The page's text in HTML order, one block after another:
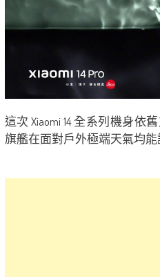
這次 Xiaomi 14 全系列機身依
旗艦在面對戶外極端天氣均能